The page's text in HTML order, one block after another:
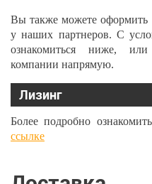
Вы также можете оформить
у наших партнеров. С
ознакомиться ниже,
компании напрямую.
Лизинг
Более подробно
ссылке